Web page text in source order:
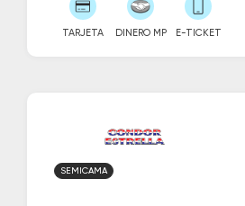
TARJETA DINERO MP E-TICKET
SEMICAMA